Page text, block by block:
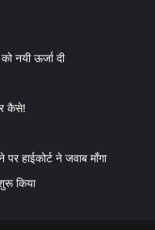
नयी ऊर्जा दी
कैसे!
हाईकोर्ट ने जवाब माँगा
किया